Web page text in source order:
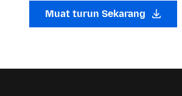
Muat turun Sekarang